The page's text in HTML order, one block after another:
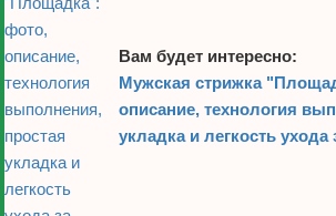
Вам будет интересно:
Мужская стрижка
описание, технология
укладка и легкость